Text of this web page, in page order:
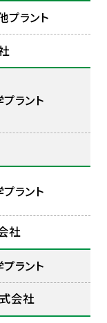
プラント
ラント
ラント
社
ラント
会社